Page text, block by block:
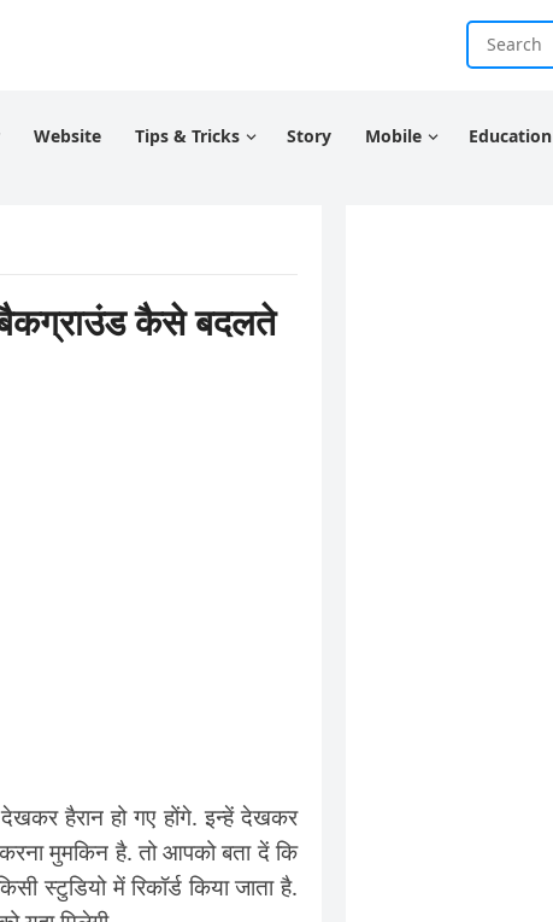
Website Tips & Tricks Story Mobile Education
कैसे बदलते
हैरान हो गए होंगे. इन्हें देखकर
मुमकिन है. तो आपको बता दें कि
स्टुडियो में रिकॉर्ड किया जाता है.